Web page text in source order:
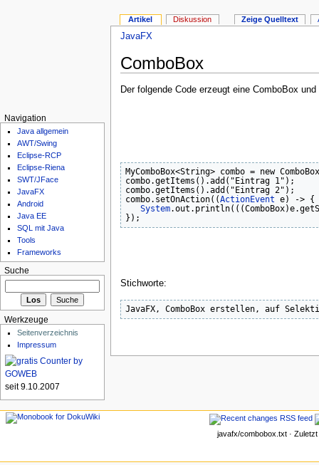
JavaFX
ComboBox
Der folgende Code erzeugt eine ComboBox
MyComboBox<String> combo = new ComboBox
combo.getItems ( ) .add ( "Eintrag 1" ) ;
combo.getItems ( ) .add ( "Eintrag 2" ) ;
combo. setOnAction( (ActionEvent e) -> {
System.out . println( ( (ComboBox)e.
} ) ;
Stichworte:
Artikel Diskussion Zeige Quelltext
Navigation
Java allgemein
AWT/Swing
Eclipse-RCP
Eclipse-Riena
SWT/JFace
JavaFX
Android
Java EE
SQL mit Java
Tools
Frameworks
Suche
Werkzeuge
Seitenverzeichnis
Impressum
seit 9.10.2007
javafx/combobox.txt ·